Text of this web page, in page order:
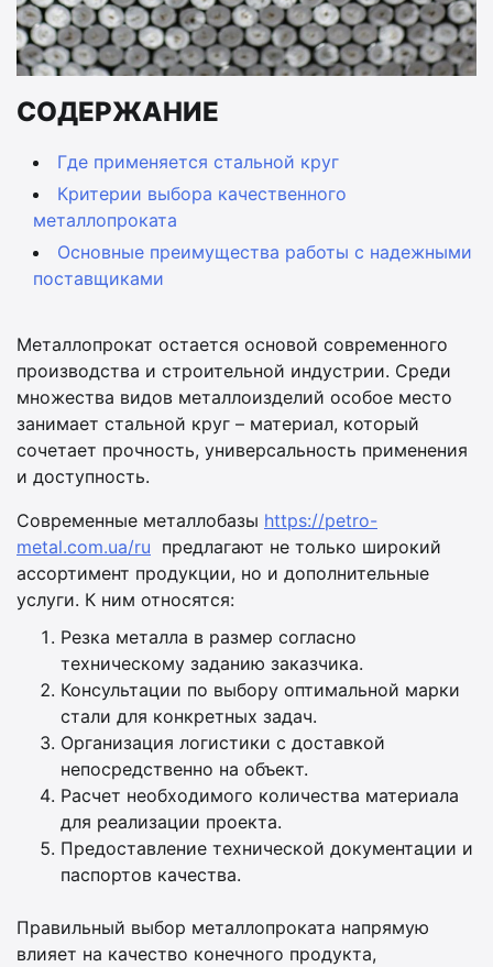
СОДЕРЖАНИЕ
Где применяется стальной круг
Критерии выбора качественного
металлопроката
Основные преимущества работы с надежными
поставщиками
Металлопрокат остается основой современного
производства и строительной индустрии. Среди
множества видов металлоизделий особое место
занимает стальной круг – материал, который
сочетает прочность, универсальность применения
и доступность.
Современные металлобазы https://petro-
metal.com.ua/ru предлагают не только широкий
ассортимент продукции, но и дополнительные
услуги. К ним относятся:
Резка металла в размер согласно
техническому заданию заказчика.
Консультации по выбору оптимальной марки
стали для конкретных задач.
Организация логистики с доставкой
непосредственно на объект.
Расчет необходимого количества материала
для реализации проекта.
Предоставление технической документации и
паспортов качества.
Правильный выбор металлопроката напрямую
влияет на качество конечного продукта,